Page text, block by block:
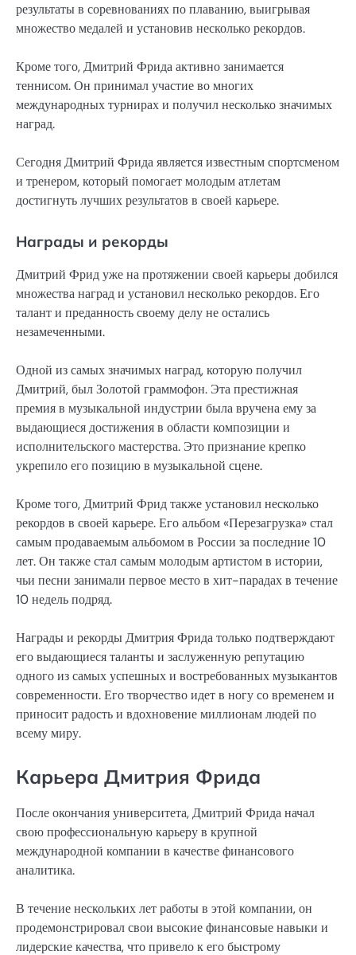
результаты в соревнованиях по плаванию, выигрывая
множество медалей и установив несколько рекордов.
Кроме того, Дмитрий Фрида активно занимается
теннисом. Он принимал участие во многих
международных турнирах и получил несколько значимых
наград.
Сегодня Дмитрий Фрида является известным спортсменом
и тренером, который помогает молодым атлетам
достигнуть лучших результатов в своей карьере.
Награды и рекорды
Дмитрий Фрид уже на протяжении своей карьеры добился
множества наград и установил несколько рекордов. Его
талант и преданность своему делу не остались
незамеченными.
Одной из самых значимых наград, которую получил
Дмитрий, был Золотой граммофон. Эта престижная
премия в музыкальной индустрии была вручена ему за
выдающиеся достижения в области композиции и
исполнительского мастерства. Это признание крепко
укрепило его позицию в музыкальной сцене.
Кроме того, Дмитрий Фрид также установил несколько
рекордов в своей карьере. Его альбом «Перезагрузка» стал
самым продаваемым альбомом в России за последние 10
лет. Он также стал самым молодым артистом в истории,
чьи песни занимали первое место в хит-парадах в течение
10 недель подряд.
Награды и рекорды Дмитрия Фрида только подтверждают
его выдающиеся таланты и заслуженную репутацию
одного из самых успешных и востребованных музыкантов
современности. Его творчество идет в ногу со временем и
приносит радость и вдохновение миллионам людей по
всему миру.
Карьера Дмитрия Фрида
После окончания университета, Дмитрий Фрида начал
свою профессиональную карьеру в крупной
международной компании в качестве финансового
аналитика.
В течение нескольких лет работы в этой компании, он
продемонстрировал свои высокие финансовые навыки и
лидерские качества, что привело к его быстрому